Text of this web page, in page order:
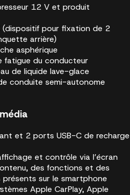
12 V et produit
(dispositif pour fixation de 2
arrière)
asphérique
fatigue du conducteur
de liquide lave-glace
conduite semi-autonome
et 2 ports USB-C de recharge
et contrôle via l’écran
des fonctions et des
sur le smartphone
Apple CarPlay, Apple